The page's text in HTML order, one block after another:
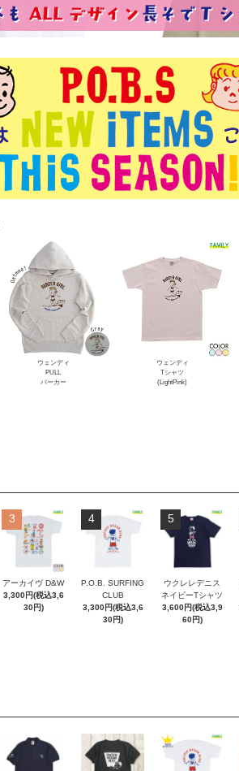
ウェンディ
PULL
パーカー
ウェンディ
Tシャツ
(LightPink)
3
アーカイヴ D&W
3,300円(税込3,6
30円)
4
P.O.B. SURFING
CLUB
3,300円(税込3,6
30円)
5
ウクレレデニス
ネイビーTシャツ
3,600円(税込3,9
60円)